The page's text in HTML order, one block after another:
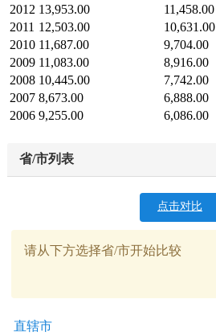
2012 13,953.00 11,458.00
2011 12,503.00 10,631.00
2010 11,687.00 9,704.00
2009 11,083.00 8,916.00
2008 10,445.00 7,742.00
2007 8,673.00 6,888.00
2006 9,255.00 6,086.00
省/市列表
点击对比
请从下方选择省/市开始比较
直辖市